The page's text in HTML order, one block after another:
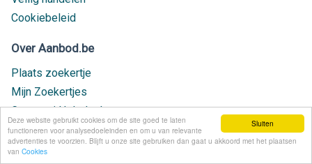
Sluiten
Deze website gebruikt cookies om de site goed te laten
functioneren voor analysedoeleinden en om u van relevante
advertenties te voorzien. Blijft u onze site gebruiken dan gaat u akkoord met het plaatsen
van Cookies
Cookiebeleid
Over Aanbod.be
Plaats zoekertje
Mijn Zoekertjes
Contact / Helpdesk
Nieuw geplaatst